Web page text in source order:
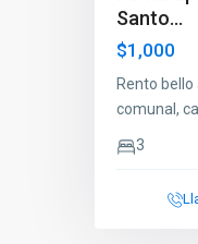
Santo...
$1,000
Rento
comunal,
3